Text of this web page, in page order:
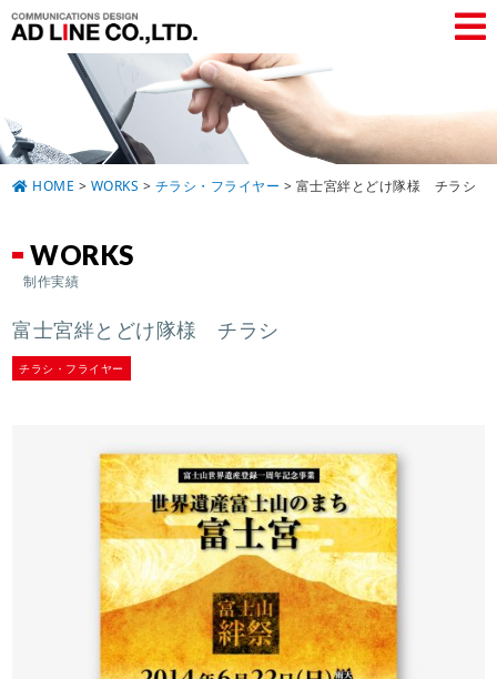
HOME > WORKS > チラシ・フライヤー > 富士宮絆とどけ隊様 チラシ
WORKS
制作実績
富士宮絆とどけ隊様 チラシ
チラシ・フライヤー